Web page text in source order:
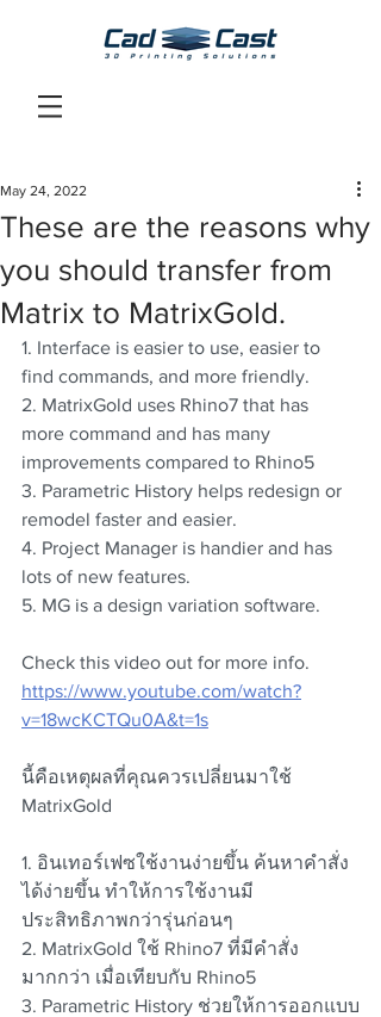
These are the reasons why
you should transfer from
Matrix to MatrixGold.
May 24, 2022
1. Interface is easier to use, easier to
find commands, and more friendly.
2. MatrixGold uses Rhino7 that has
more command and has many
improvements compared to Rhino5
3. Parametric History helps redesign or
remodel faster and easier.
4. Project Manager is handier and has
lots of new features.
5. MG is a design variation software.
Check this video out for more info.
https://www.youtube.com/watch?
v=18wcKCTQu0A&t=1s
นี้คือเหตุผลที่คุณควรเปลี่ยนมาใช้
MatrixGold
1. อินเทอร์เฟซใช้งานง่ายขึ้น ค้นหาคำสั่ง
ได้ง่ายขึ้น ทำให้การใช้งานมี
ประสิทธิภาพกว่ารุ่นก่อนๆ
2. MatrixGold ใช้ Rhino7 ที่มีคำสั่ง
มากกว่า เมื่อเทียบกับ Rhino5
3. Parametric History ช่วยให้การออกแบบ